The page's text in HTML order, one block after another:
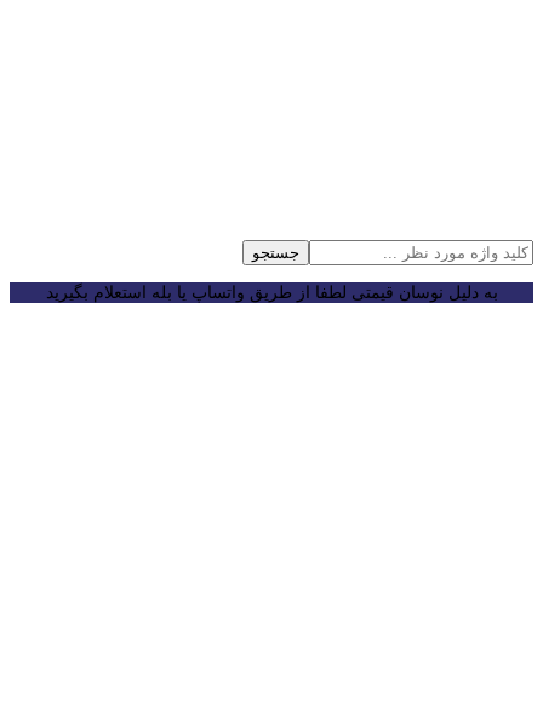
جستجو
به دلیل نوسان قیمتی لطفا از طریق واتساپ یا بله استعلام بگیرید